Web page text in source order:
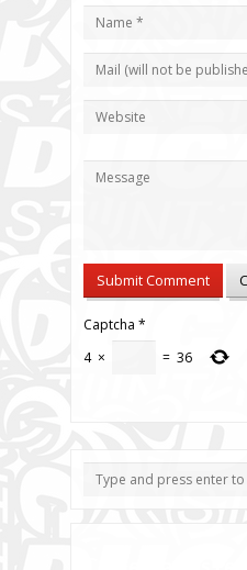
Captcha *
4 × = 36